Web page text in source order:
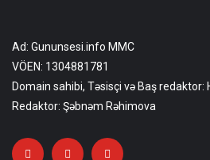
Ad: Gununsesi.info MMC
VÖEN: 1304881781
Domain sahibi, Təsisçi və Baş redaktor:
Redaktor: Şəbnəm Rəhimova